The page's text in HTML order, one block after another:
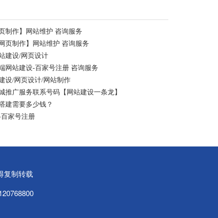
制作】网站维护 咨询服务
页制作】网站维护 咨询服务
建设/网页设计
网站建设-百家号注册 咨询服务
设/网页设计/网站制作
推广服务联系号码【网站建设一条龙】
建需要多少钱？
家号注册
复制转载